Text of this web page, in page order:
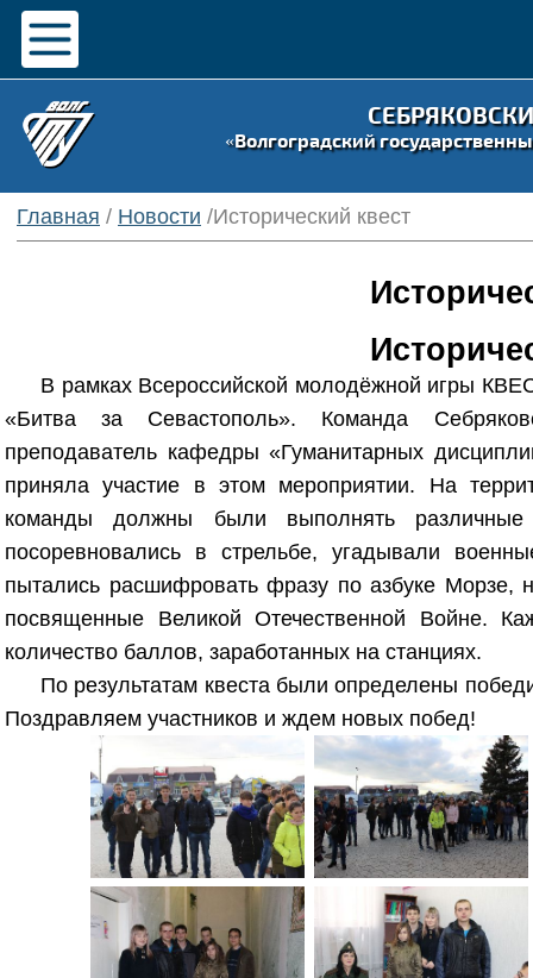
«Волгоградский
Главная / Новости /Исторический квест
В рамках Всероссийской молодёжной игры
«Битва за Севастополь». Команда
преподаватель кафедры «Гуманитарных
приняла участие в этом мероприятии. На
команды должны были выполнять
посоревновались в стрельбе, угадывали
пытались расшифровать фразу по азбуке Морзе,
посвященные Великой Отечественной Войне.
количество баллов, заработанных на станциях.
По результатам квеста были определены
Поздравляем участников и ждем новых побед!